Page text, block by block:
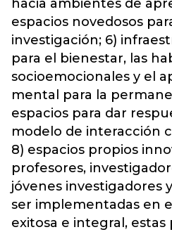
hacia ambientes de
espacios novedosos
investigación; 6)
para el bienestar, las
socioemocionales y el
mental para la
espacios para dar
modelo de interacción
8) espacios propios
profesores,
jóvenes investigadores
ser implementadas en
exitosa e integral,